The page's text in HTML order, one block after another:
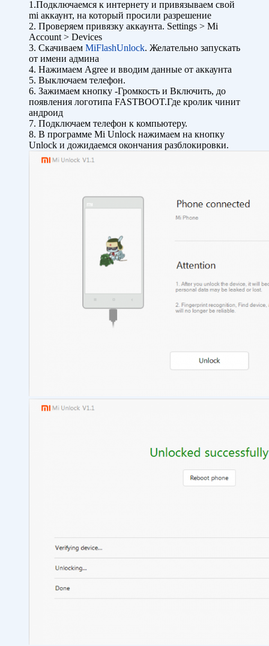
1.Подключаемся к интернету и привязываем свой
mi аккаунт, на который просили разрешение
2. Проверяем привязку аккаунта. Settings > Mi
Account > Devices
3. Скачиваем MiFlashUnlock. Желательно запускать
от имени админа
4. Нажимаем Agree и вводим данные от аккаунта
5. Выключаем телефон.
6. Зажимаем кнопку -Громкость и Включить, до
появления логотипа FASTBOOT.Где кролик чинит
андроид
7. Подключаем телефон к компьютеру.
8. В программе Mi Unlock нажимаем на кнопку
Unlock и дожидаемся окончания разблокировки.